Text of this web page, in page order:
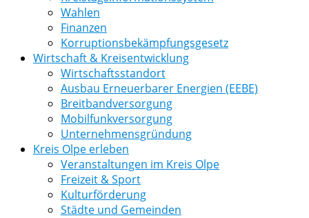
Wahlen
Finanzen
Korruptionsbekämpfungsgesetz
Wirtschaft & Kreisentwicklung
Wirtschaftsstandort
Ausbau Erneuerbarer Energien (EEBE)
Breitbandversorgung
Mobilfunkversorgung
Unternehmensgründung
Kreis Olpe erleben
Veranstaltungen im Kreis Olpe
Freizeit & Sport
Kulturförderung
Städte und Gemeinden